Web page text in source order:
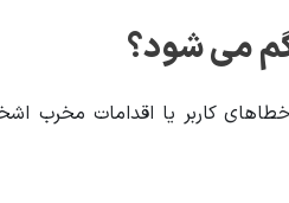
می شود؟
کاربر یا اقدامات مخرب